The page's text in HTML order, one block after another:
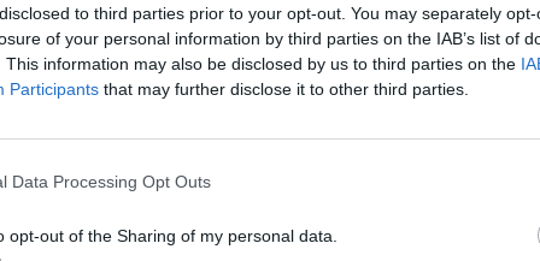
to third parties prior to your opt-out. You may separately
of your personal information by third parties on the IAB’s list of
This information may also be disclosed by us to third parties on the
Participants that may further disclose it to other third parties.
Data Processing Opt Outs
opt-out of the Sharing of my personal data.
pomnikiem złożyli wieńce m.in. prezydent,
rządu, Sejmu i Senatu, władz
miasta, Powstańcy Warszawscy oraz mieszkańcy
po zakończeniu uroczystości.
jest od wielu lat centralnym punktem
odwiedza w tym dniu kilkanaście